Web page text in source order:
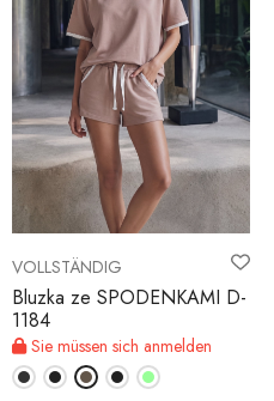
VOLLSTÄNDIG
Bluzka ze SPODENKAMI D-
1184
Sie müssen sich anmelden